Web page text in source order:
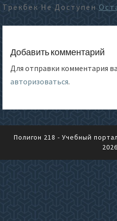
Трекбек Не Доступен
Добавить комментарий
Для отправки комментария
авторизоваться.
Полигон 218 - Учебный портал
2026